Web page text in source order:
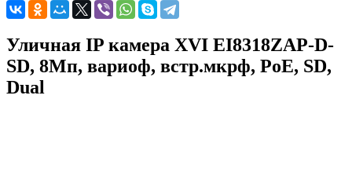
Уличная IP камера XVI EI8318ZAP-D-
SD, 8Мп, вариоф, встр.мкрф, PoE, SD,
Dual